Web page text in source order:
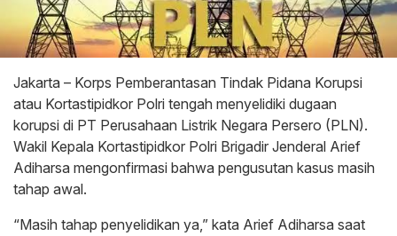
Jakarta – Korps Pemberantasan Tindak Pidana Korupsi
atau Kortastipidkor Polri tengah menyelidiki dugaan
korupsi di PT Perusahaan Listrik Negara Persero (PLN).
Wakil Kepala Kortastipidkor Polri Brigadir Jenderal Arief
Adiharsa mengonfirmasi bahwa pengusutan kasus masih
tahap awal.
“Masih tahap penyelidikan ya,” kata Arief Adiharsa saat